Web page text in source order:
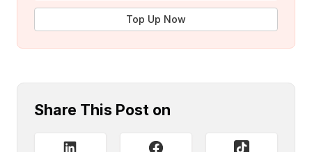
Top Up Now
Share This Post on